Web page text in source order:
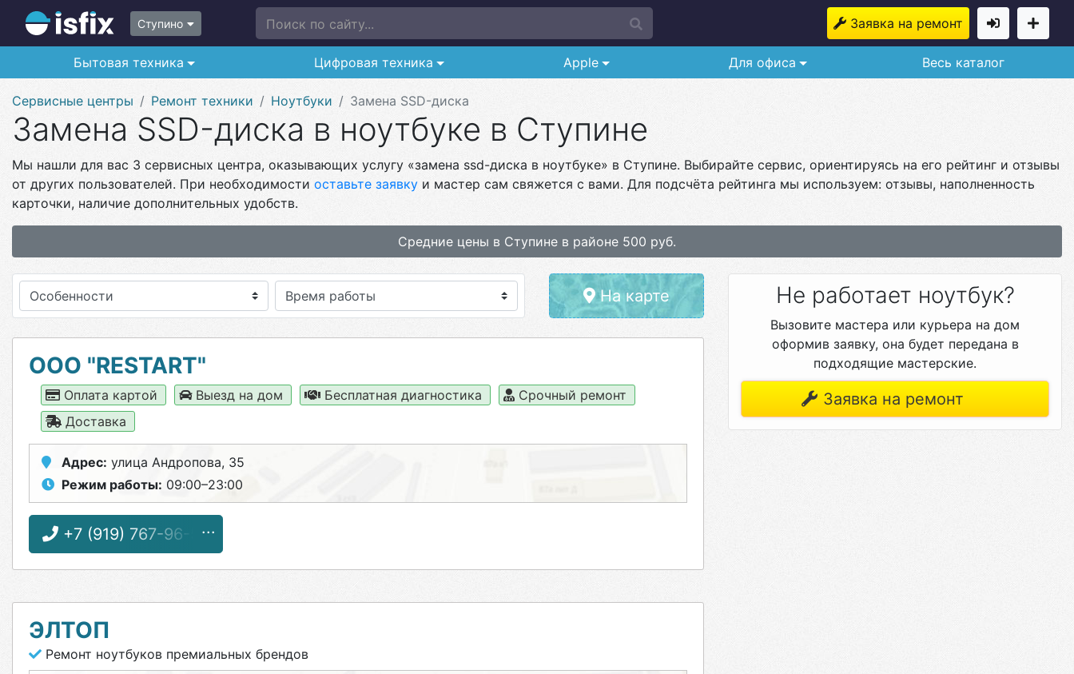
Ступино Поиск по сайту... Заявка на ремонт
Бытовая техника Цифровая техника Apple Для офиса Весь каталог
Сервисные центры Ремонт техники Ноутбуки Замена SSD-диска
Замена SSD-диска в ноутбуке в Ступине
Мы нашли для вас 3 сервисных центра, оказывающих услугу «замена ssd-диска в ноутбуке» в Ступине. Выбирайте сервис, ориентируясь на его рейтинг и отзывы
от других пользователей. При необходимости оставьте заявку и мастер сам свяжется с вами. Для подсчёта рейтинга мы используем: отзывы, наполненность
карточки, наличие дополнительных удобств.
Средние цены в Ступине в районе 500 руб.
Особенности На карте
ООО "RESTART"
Оплата картой Выезд на дом Бесплатная диагностика
Срочный ремонт
Доставка
Адрес: улица Андропова, 35
Режим работы: 09:00–23:00
+7 (919) 767-96-56
ЭЛТОП
Ремонт ноутбуков премиальных брендов
Не работает ноутбук?
Вызовите мастера или курьера на дом
оформив заявку, она будет передана в
подходящие мастерские.
Заявка на ремонт